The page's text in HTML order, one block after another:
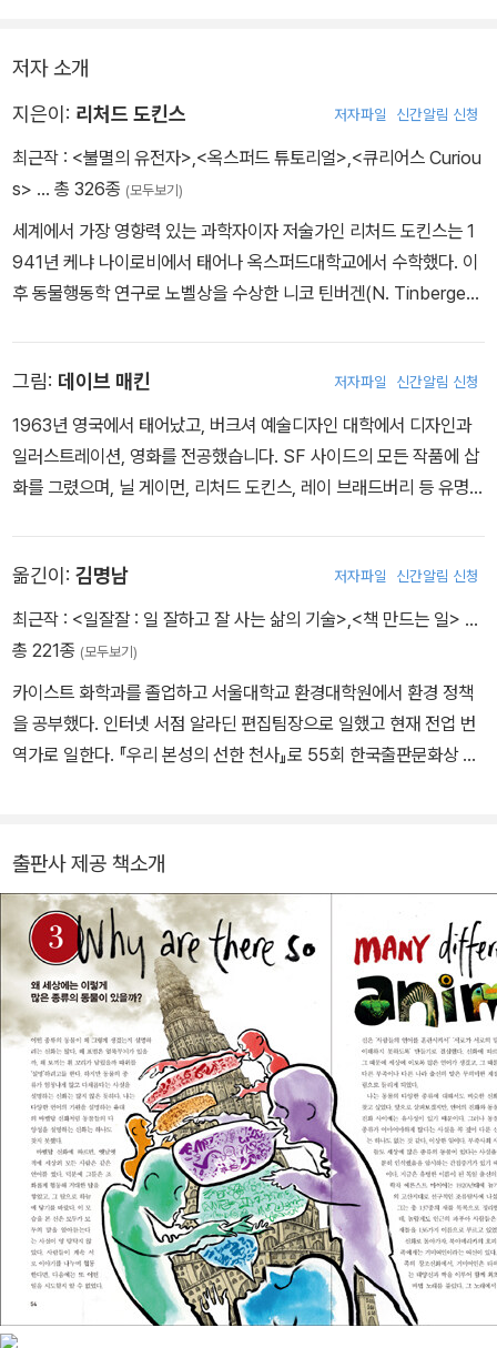
저자 소개
지은이: 리처드 도킨스 저자파일 신간알림 신청
최근작 : <불멸의 유전자> <옥스퍼드 튜토리얼> <큐리어스 Curiou
s> … 총 326종 (모두보기)
세계에서 가장 영향력 있는 과학자이자 저술가인 리처드 도킨스는 1
941년 케냐 나이로비에서 태어나 옥스퍼드대학교에서 수학했다. 이
후 동물행동학 연구로 노벨상을 수상한 니코 틴버겐(N. Tinbergen)
담하는 석좌교수직을 맡았으며, 현재 뉴칼리지의 명예교수로 재직 중
이다. 영국왕립학회문학상과 로스앤젤레스 문학상(1987), 왕립학회
의 마이클 페러데이상(1990), 과학 저술에 수여하는 루이스 토머스
상(2006), 과학의 대중적 이해에 기여한 사람에게 수여하는 니렌버
스펙트』지가 독자들의 투표로 선정하는 ‘세계 최고의 지성’ 1위에 올
랐으며, 2017년 과학 도서상 30주년 기념으로 영국왕립협회에서 조
전자』가 선정된 바 있다. 저서로는 『이기적 유전자(The Selfish Ge
ne)』, 『확장된 표현형(The Extended Phenotype)』, 『만들어진
신(The God delusion)』, 『눈먼 시계공(The Blind watchmake
r)』, 『무지개를 풀며(Unweaving the rainbow)』, 『영혼이 숨 쉬는
과학(Science in the Soul)』, 『리처드 도킨스, 내 인생의 책들(Bo
그림: 데이브 매킨 저자파일 신간알림 신청
1963년 영국에서 태어났고, 버크셔 예술디자인 대학에서 디자인과
일러스트레이션, 영화를 전공했습니다. SF 사이드의 모든 작품에 삽
화를 그렸으며, 닐 게이먼, 리처드 도킨스, 레이 브래드버리 등 유명
표지와 《배트맨: 아캄 어사일럼》의 일러스트를 맡아 독특한 매력을
뽐내며 크게 주목받았습니다. 그 밖에도 영화 등 다양한 분야에서 특
유의 예술 감각을 발휘하고 있습니다. 인스타그램 @davemckeanh
옮긴이: 김명남 저자파일 신간알림 신청
최근작 : <일잘잘 : 일 잘하고 잘 사는 삶의 기술> <책 만드는 일> …
총 221종 (모두보기)
카이스트 화학과를 졸업하고 서울대학교 환경대학원에서 환경 정책
을 공부했다. 인터넷 서점 알라딘 편집팀장으로 일했고 현재 전업 번
역가로 일한다. 『우리 본성의 선한 천사』로 55회 한국출판문화상 번
『남자들은 자꾸 나를 가르치려 든다』, 『여자들은 자꾸 같은 질문을 받
는다』 등이 있다. 셰발과 발뢰의 마르틴 베크 시리즈(전10권)를 전부
번역했다.
출판사 제공 책소개